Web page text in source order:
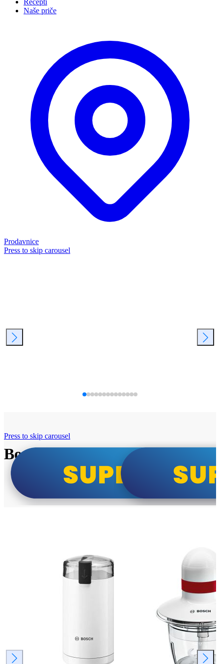
Recepti
Naše priče
Prodavnice
Press to skip carousel
Bosch super cene
Press to skip carousel